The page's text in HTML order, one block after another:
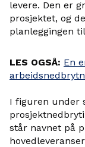
levere. Den er
prosjektet, og
planleggingen
LES OGSÅ: En
I figuren under
står navnet på